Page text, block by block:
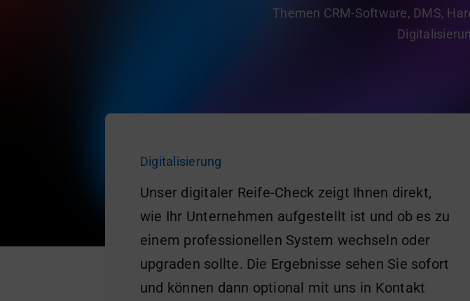
Themen CRM-Software, DMS,
Digitalisierung
Unser digitaler Reife-Check zeigt Ihnen direkt,
wie Ihr Unternehmen aufgestellt ist und ob es zu
einem professionellen System wechseln oder
upgraden sollte. Die Ergebnisse sehen Sie sofort
und können dann optional mit uns in Kontakt